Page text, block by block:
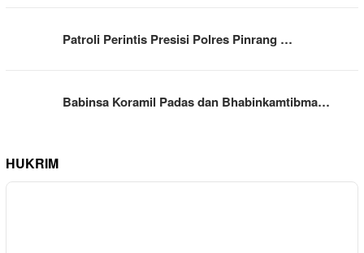
Patroli Perintis Presisi Polres Pinrang …
Babinsa Koramil Padas dan Bhabinkamtibma…
HUKRIM